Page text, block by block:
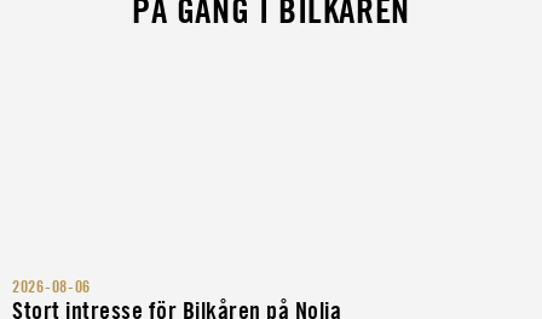
PÅ GÅNG I BILKÅREN
2026-08-06
Stort intresse för Bilkåren på Nolia